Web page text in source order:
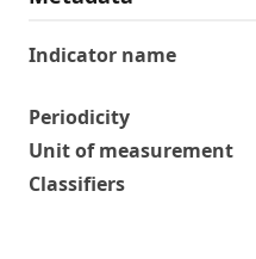
Indicator name
Periodicity
Unit of measurement
Classifiers